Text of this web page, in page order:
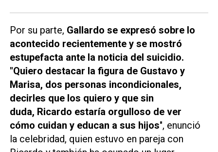
Por su parte, Gallardo se expresó sobre lo
acontecido recientemente y se mostró
estupefacta ante la noticia del suicidio.
"Quiero destacar la figura de Gustavo y
Marisa, dos personas incondicionales,
decirles que los quiero y que sin
duda, Ricardo estaría orgulloso de ver
cómo cuidan y educan a sus hijos", enunció
la celebridad, quien estuvo en pareja con